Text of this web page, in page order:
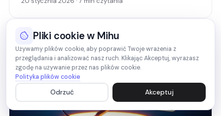
Pliki cookie w Mihu
Używamy plików cookie, aby poprawić Twoje wrażenia z
przeglądania i analizować nasz ruch. Klikając Akceptuj, wyrażasz
zgodę na używanie przez nas plików cookie.
Polityka plików cookie
Odrzuć Akceptuj